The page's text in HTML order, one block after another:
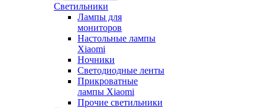
Светильники
Лампы для
мониторов
Настольные лампы
Xiaomi
Ночники
Светодиодные ленты
Прикроватные
лампы Xiaomi
Прочие светильники